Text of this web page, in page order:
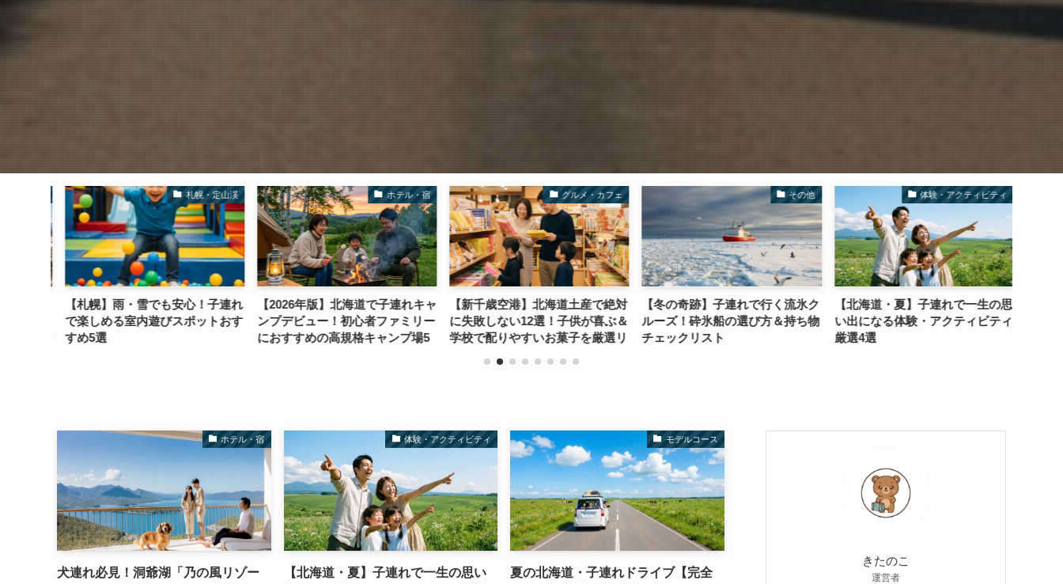
札幌・定山渓
【札幌】雨・雪でも安心！子連れ
で楽しめる室内遊びスポットおす
すめ5選
ホテル・宿
【2026年版】北海道で子連れキャ
ンプデビュー！初心者ファミリー
におすすめの高規格キャンプ場5
グルメ・カフェ
【新千歳空港】北海道土産で絶対
に失敗しない12選！子供が喜ぶ＆
学校で配りやすいお菓子を厳選リ
その他
【冬の奇跡】子連れで行く流氷ク
ルーズ！砕氷船の選び方＆持ち物
チェックリスト
体験・アクティビティ
【北海道・夏】子連れで一生の思
い出になる体験・アクティビティ
厳選4選
ホテル・宿
犬連れ必見！洞爺湖「乃の風リゾー
体験・アクティビティ
【北海道・夏】子連れで一生の思い
モデルコース
夏の北海道・子連れドライブ【完全
きたのこ
運営者